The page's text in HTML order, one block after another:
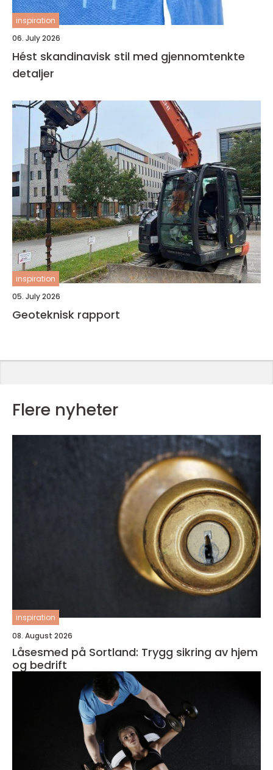
inspiration
06. July 2026
Hést skandinavisk stil med gjennomtenkte
detaljer
inspiration
05. July 2026
Geoteknisk rapport
Flere nyheter
inspiration
08. August 2026
Låsesmed på Sortland: Trygg sikring av hjem
og bedrift